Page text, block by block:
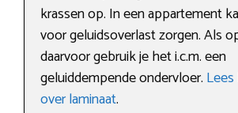
krassen op. In een appartement
voor geluidsoverlast zorgen. Als
daarvoor gebruik je het i.c.m. een
geluiddempende ondervloer.
over laminaat.